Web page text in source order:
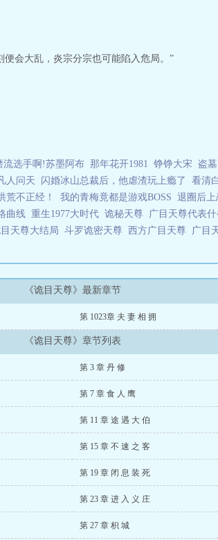
会大乱，炎宗分宗也可能陷入危局。”
流选手啊!苏墨阿布 那年花开1981 铮铮大宋 盗
人问天 闪婚冰山总裁后，他虐渣玩上瘾了 看清
荒不正经！ 我的青梅竟都是游戏BOSS 退圈后
曲线 重生1977大时代 诡秘天尊 广目天尊代表
天尊大结局 斗罗诡密天尊 西方广目天尊 广目
《诡目天尊》最新章节
第 1023章 夫 妻 相 拥
《诡目天尊》章节列表
第 3 章 丹 修
第 7 章 食 人 鹰
第 11 章 途 遇 大 伯
第 15 章 不 速 之 客
第 19 章 闭 息 装 死
第 23 章 进 入 义 庄
第 27 章 枳 城